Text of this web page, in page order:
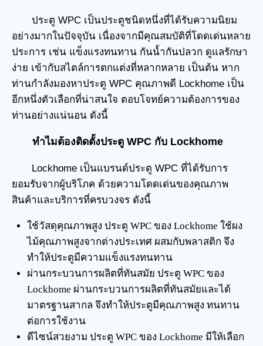
ประตู WPC เป็นประตูชนิดหนึ่งที่ได้รับความนิยม
อย่างมากในปัจจุบัน เนื่องจากมีคุณสมบัติที่โดดเด่นหลาย
ประการ เช่น แข็งแรงทนทาน กันน้ำกันปลวก ดูแลรักษา
ง่าย เข้ากับสไตล์การตกแต่งที่หลากหลาย เป็นต้น หาก
ท่านกำลังมองหาประตู WPC คุณภาพดี Lockhome เป็น
อีกหนึ่งตัวเลือกที่น่าสนใจ ตอบโจทย์ความต้องการของ
ท่านอย่างแน่นอน ดังนี้
ทำไมต้องติดตั้งประตู WPC กับ Lockhome
Lockhome เป็นแบรนด์ประตู WPC ที่ได้รับการ
ยอมรับจากผู้บริโภค ด้วยความโดดเด่นของคุณภาพ
สินค้าและบริการที่ครบวงจร ดังนี้
ใช้วัสดุคุณภาพสูง ประตู WPC ของ Lockhome ใช้ผง
ไม้คุณภาพสูงจากต่างประเทศ ผสมกับพลาสติก จึง
ทำให้ประตูมีความแข็งแรงทนทาน
ผ่านกระบวนการผลิตที่ทันสมัย ประตู WPC ของ
Lockhome ผ่านกระบวนการผลิตที่ทันสมัยและได้
มาตรฐานสากล จึงทำให้ประตูมีคุณภาพสูง ทนทาน
ต่อการใช้งาน
ดีไซน์สวยงาม ประตู WPC ของ Lockhome มีให้เลือก